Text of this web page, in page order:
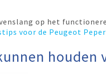
op het
voor de Peugeot
houden